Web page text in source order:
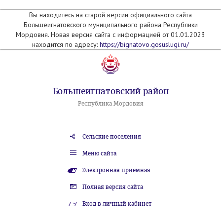
Вы находитесь на старой версии официального сайта
Большеигнатовского муниципального района Республики
Мордовия. Новая версия сайта с информацией от 01.01.2023
находится по адресу: https://bignatovo.gosuslugi.ru/
Большеигнатовский район
Республика Мордовия
Сельские поселения
Меню сайта
Электронная приемная
Полная версия сайта
Вход в личный кабинет